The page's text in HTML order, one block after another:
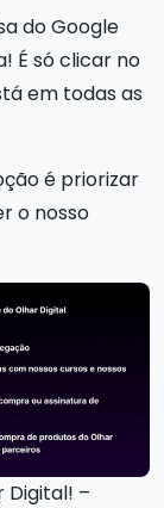
do Google
É só clicar no
em todas as
é priorizar
o nosso
Digital! –